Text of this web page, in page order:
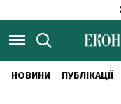
НОВИНИ ПУБЛІКАЦІЇ